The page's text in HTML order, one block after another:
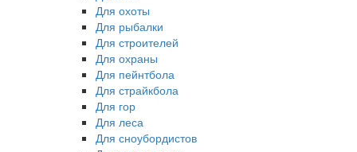
Для охоты
Для рыбалки
Для строителей
Для охраны
Для пейнтбола
Для страйкбола
Для гор
Для леса
Для сноубордистов